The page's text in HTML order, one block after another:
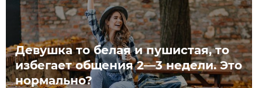
Девушка то белая и пушистая, то
избегает общения 2—3 недели. Это
нормально?